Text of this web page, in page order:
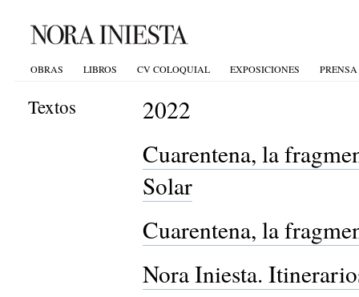
OBRAS LIBROS CV COLOQUIAL EXPOSICIONES PRENSA
Textos
2022
Cuarentena, la
Solar
Cuarentena, la
Nora Iniesta.